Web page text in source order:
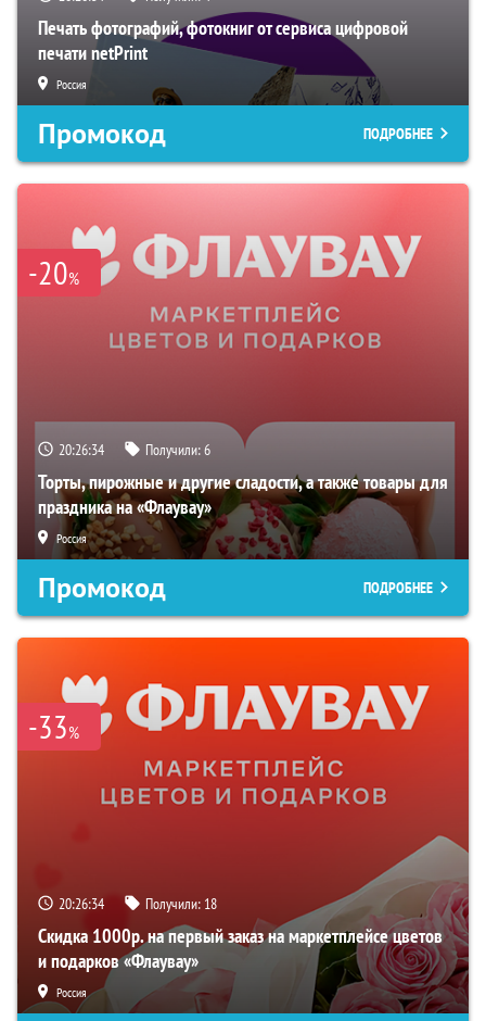
Печать фотографий, фотокниг от сервиса цифровой
печати netPrint
Россия
Промокод ПОДРОБНЕЕ
-20%
20:26:33 Получили:6
Торты, пирожные и другие сладости, а также товары для
праздника на «Флаувау»
Россия
Промокод ПОДРОБНЕЕ
-33%
20:26:33 Получили: 18
Скидка 1000р. на первый заказ на маркетплейсе цветов
и подарков «Флаувау»
Россия